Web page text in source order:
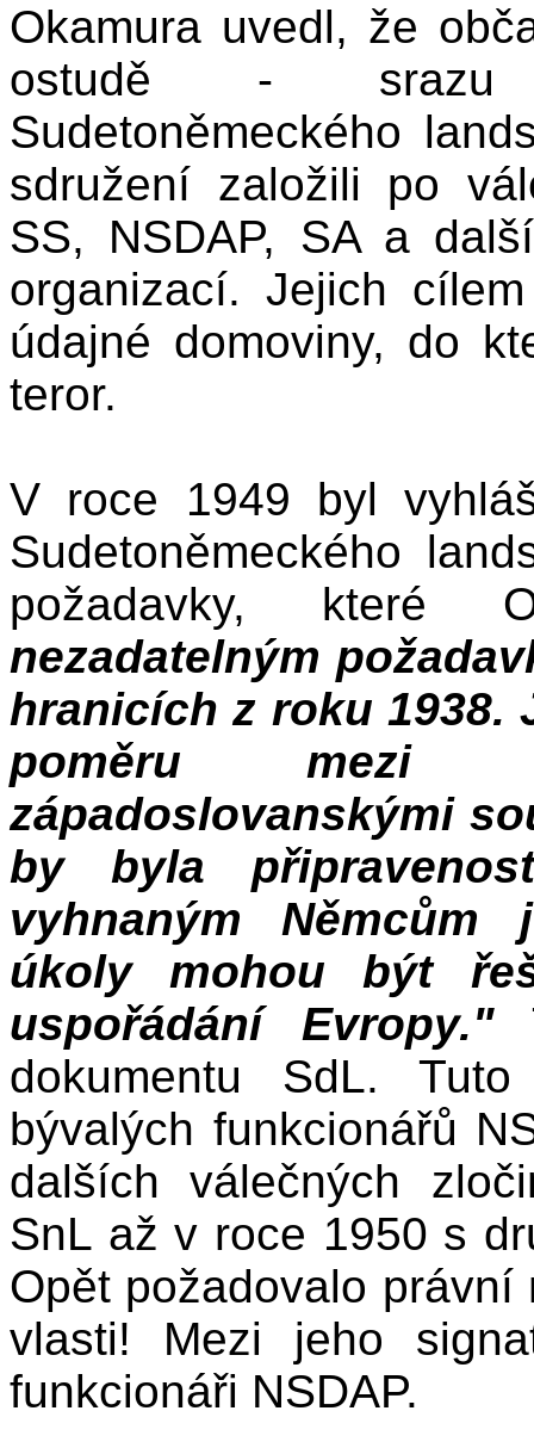
Okamura uvedl, že
ostudě - srazu
Sudetoněmeckého
sdružení založili po
SS, NSDAP, SA a
organizací. Jejich
údajné domoviny, do
teror.
V roce 1949 byl
Sudetoněmeckého
požadavky, které
nezadatelným
hranicích z roku 1938.
poměru mezi
západoslovanskými
by byla
vyhnaným
úkoly mohou být
uspořádání Evropy."
dokumentu SdL.
bývalých funkcionářů
dalších válečných
SnL až v roce 1950 s
Opět požadovalo
vlasti! Mezi jeho
funkcionáři NSDAP.